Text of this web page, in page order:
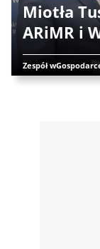
Miotła
ARiMR i
Zespół